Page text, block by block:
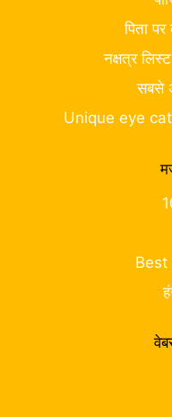
पिता
नक्षत्र
सबसे
Unique eye